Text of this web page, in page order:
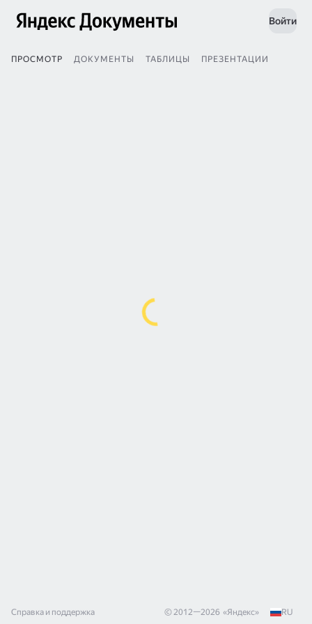
Войти
ПРОСМОТР ДОКУМЕНТЫ ТАБЛИЦЫ ПРЕЗЕНТАЦИИ
Справка и поддержка © 2012—2026 «Яндекс» RU